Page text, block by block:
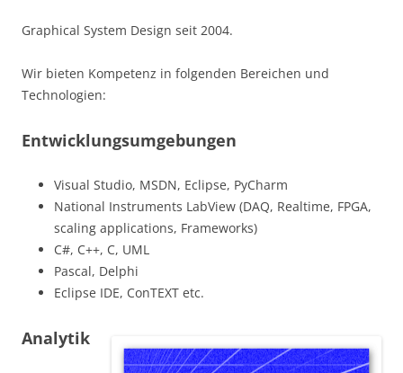
Graphical System Design seit 2004.
Wir bieten Kompetenz in folgenden Bereichen und
Technologien:
Entwicklungsumgebungen
Visual Studio, MSDN, Eclipse, PyCharm
National Instruments LabView (DAQ, Realtime, FPGA,
scaling applications, Frameworks)
C#, C++, C, UML
Pascal, Delphi
Eclipse IDE, ConTEXT etc.
Analytik